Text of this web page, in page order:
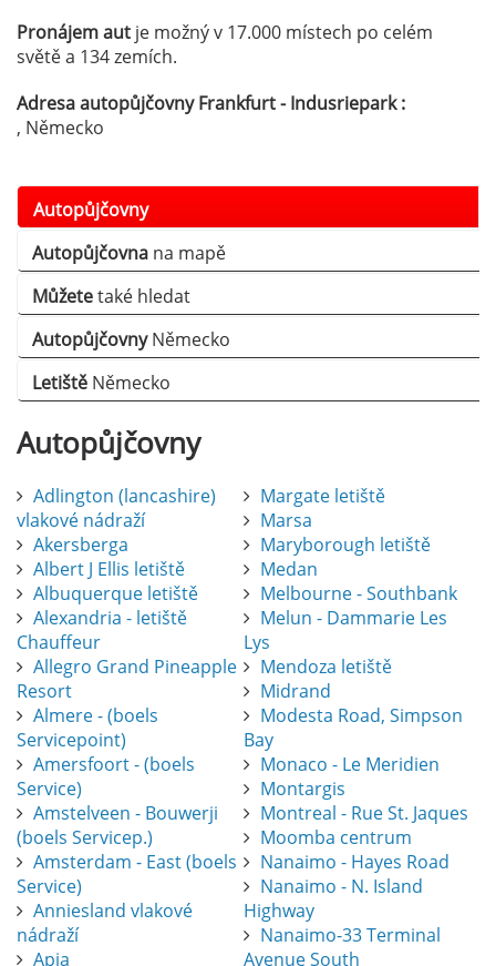
Pronájem aut je možný v 17.000 místech po celém
světě a 134 zemích.
Adresa autopůjčovny Frankfurt - Indusriepark :
, Německo
Autopůjčovny
Autopůjčovna na mapě
Můžetetaké hledat
AutopůjčovnyNěmecko
Letiště Německo
Autopůjčovny
Adlington (lancashire)
vlakové nádraží
Akersberga
Albert J Ellis letiště
Albuquerque letiště
Alexandria - letiště
Chauffeur
Allegro Grand Pineapple
Resort
Almere - (boels
Servicepoint)
Amersfoort - (boels
Service)
Amstelveen - Bouwerji
(boels Servicep.)
Amsterdam - East (boels
Service)
Anniesland vlakové
nádraží
Apia
Margate letiště
Marsa
Maryborough letiště
Medan
Melbourne - Southbank
Melun - Dammarie Les
Lys
Mendoza letiště
Midrand
Modesta Road, Simpson
Bay
Monaco - Le Meridien
Montargis
Montreal - Rue St. Jaques
Moomba centrum
Nanaimo - Hayes Road
Nanaimo - N. Island
Highway
Nanaimo-33 Terminal
Avenue South